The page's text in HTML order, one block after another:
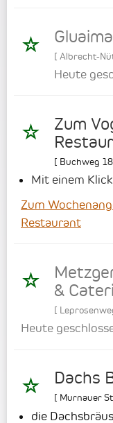
[ Albrecht-
Heute
Zum
[ Buchweg 18
Mit einem
Zum
Restaurant
&
[
Heute
Dachs
[ Murnauer
die